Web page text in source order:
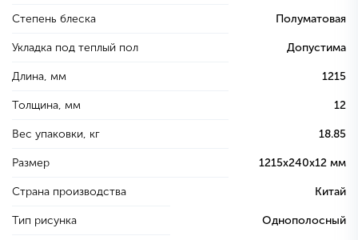
Степень блеска Полуматовая
Укладка под теплый пол Допустима
Длина, мм 1215
Толщина, мм 12
Вес упаковки, кг 18.85
Размер 1215х240х12 мм
Страна производства Китай
Тип рисунка Однополосный